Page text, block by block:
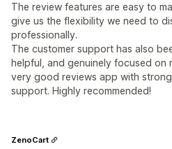
The review features are easy to
give us the flexibility we need to
professionally.
The customer support has also
helpful, and genuinely focused on
very good reviews app with
support. Highly recommended!
ZenoCart